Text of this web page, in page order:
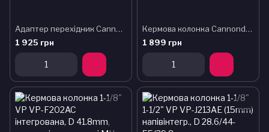
Адаптер перехідник Cannondale кермової 1,5 на 1 1/8 (KP058)
1 925 грн
Кермова колонка Cannondale SI CRB під 25,4 мм рульову (KB002)
1 899 грн